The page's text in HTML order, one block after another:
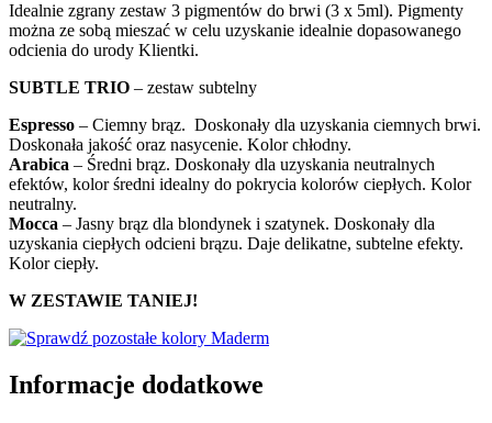
Idealnie zgrany zestaw 3 pigmentów do brwi (3 x 5ml). Pigmenty
można ze sobą mieszać w celu uzyskanie idealnie dopasowanego
odcienia do urody Klientki.
SUBTLE TRIO – zestaw subtelny
Espresso – Ciemny brąz. Doskonały dla uzyskania ciemnych brwi.
Doskonała jakość oraz nasycenie. Kolor chłodny.
Arabica – Średni brąz. Doskonały dla uzyskania neutralnych
efektów, kolor średni idealny do pokrycia kolorów ciepłych. Kolor
neutralny.
Mocca – Jasny brąz dla blondynek i szatynek. Doskonały dla
uzyskania ciepłych odcieni brązu. Daje delikatne, subtelne efekty.
Kolor ciepły.
W ZESTAWIE TANIEJ!
Informacje dodatkowe